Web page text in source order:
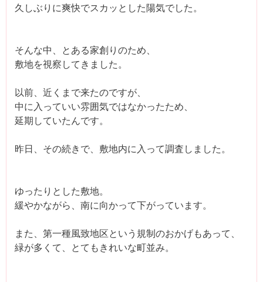
久しぶりに爽快でスカッとした陽気でした。
そんな中、とある家創りのため、
敷地を視察してきました。
以前、近くまで来たのですが、
中に入っていい雰囲気ではなかったため、
延期していたんです。
昨日、その続きで、敷地内に入って調査しました。
ゆったりとした敷地。
緩やかながら、南に向かって下がっています。
また、第一種風致地区という規制のおかげもあって、
緑が多くて、とてもきれいな町並み。